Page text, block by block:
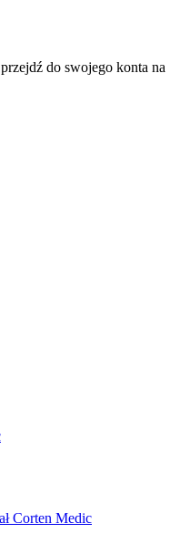
do swojego konta na
Corten Medic